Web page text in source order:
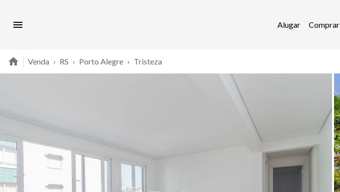
Alugar Comprar
Venda › RS › Porto Alegre › Tristeza